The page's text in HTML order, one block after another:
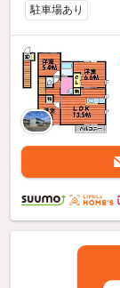
駐車場あり